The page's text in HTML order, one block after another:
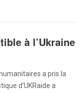
à l’Ukraine
a pris la
d’UKRaide a